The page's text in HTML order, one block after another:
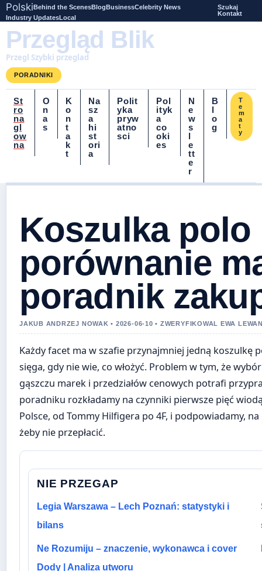
PolskiBehind the ScenesBlogBusinessCelebrity News
Industry UpdatesLocal
Szukaj
Kontakt
Przegląd Blik
Przegl Szybki przeglad
PORADNIKI
St
ro
na
gl
ow
na
O
n
a
s
K
o
n
t
a
k
t
Na
sz
a
hi
st
ori
a
Polit
yka
pryw
atno
sci
Pol
ityk
a
co
oki
es
N
e
w
s
l
e
tt
e
r
B
l
o
g
T
e
m
a
t
y
Koszulka polo
porównanie
poradnik
JAKUB ANDRZEJ NOWAK • 2026-06-10 • ZWERYFIKOWAL EWA
Każdy facet ma w szafie przynajmniej jedną koszulkę
sięga, gdy nie wie, co włożyć. Problem w tym, że
gąszczu marek i przedziałów cenowych potrafi
poradniku rozkładamy na czynniki pierwsze pięć
Polsce, od Tommy Hilfigera po 4F, i podpowiadamy,
żeby nie przepłacić.
NIE PRZEGAP
Legia Warszawa – Lech Poznań: statystyki i
bilans
Ne Rozumiju – znaczenie, wykonawca i cover
Dody | Analiza utworu